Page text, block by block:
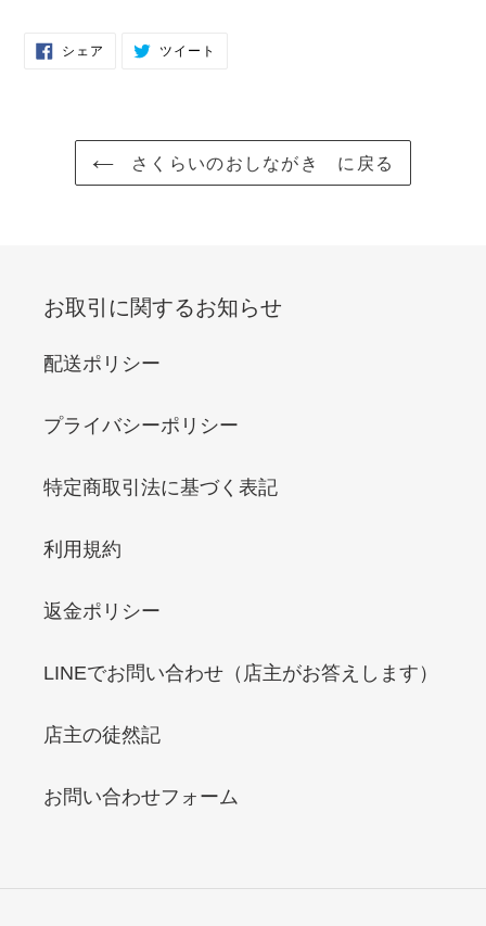
シェア FACEBOOKツイート
さくらいのおしながき に戻る
お取引に関するお知らせ
配送ポリシー
プライバシーポリシー
特定商取引法に基づく表記
利用規約
返金ポリシー
LINEでお問い合わせ（店主がお答えします）
店主の徒然記
お問い合わせフォーム